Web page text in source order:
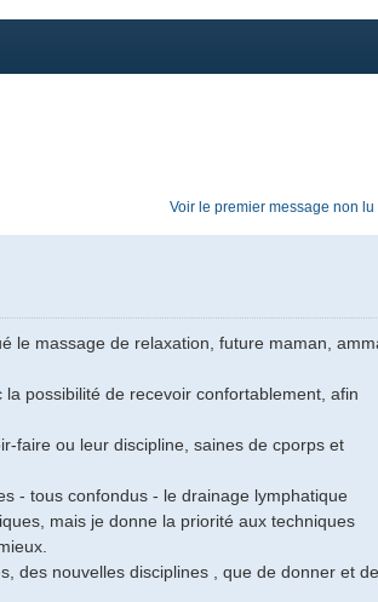
Voir le premier message non lu
le massage de relaxation, future maman,
possibilité de recevoir confortablement, afin
faire ou leur discipline, saines de cporps et
- tous confondus - le drainage lymphatique
mais je donne la priorité aux techniques
des nouvelles disciplines , que de donner et de